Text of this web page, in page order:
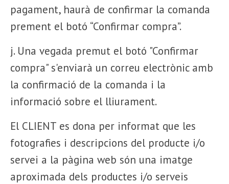
pagament, haurà de confirmar la comanda
prement el botó “Confirmar compra”.
j. Una vegada premut el botó "Confirmar
compra" s'enviarà un correu electrònic amb
la confirmació de la comanda i la
informació sobre el lliurament.
El CLIENT es dona per informat que les
fotografies i descripcions del producte i/o
servei a la pàgina web són una imatge
aproximada dels productes i/o serveis